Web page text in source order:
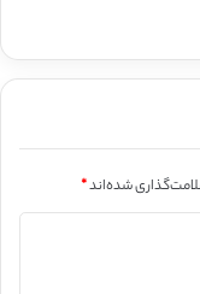
شده‌اند*